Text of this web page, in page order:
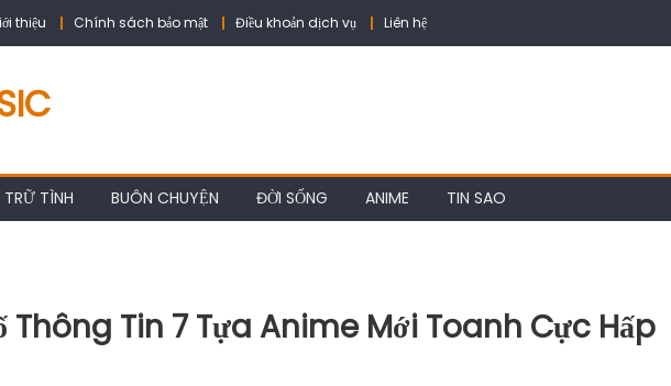
thiệu Chính sách bảo mật Điều khoản dịch vụ Liên hệ
TÌNH BUÔN CHUYỆN ĐỜI SỐNG ANIME TIN SAO
Thông Tin 7 Tựa Anime Mới Toanh Cực Hấp